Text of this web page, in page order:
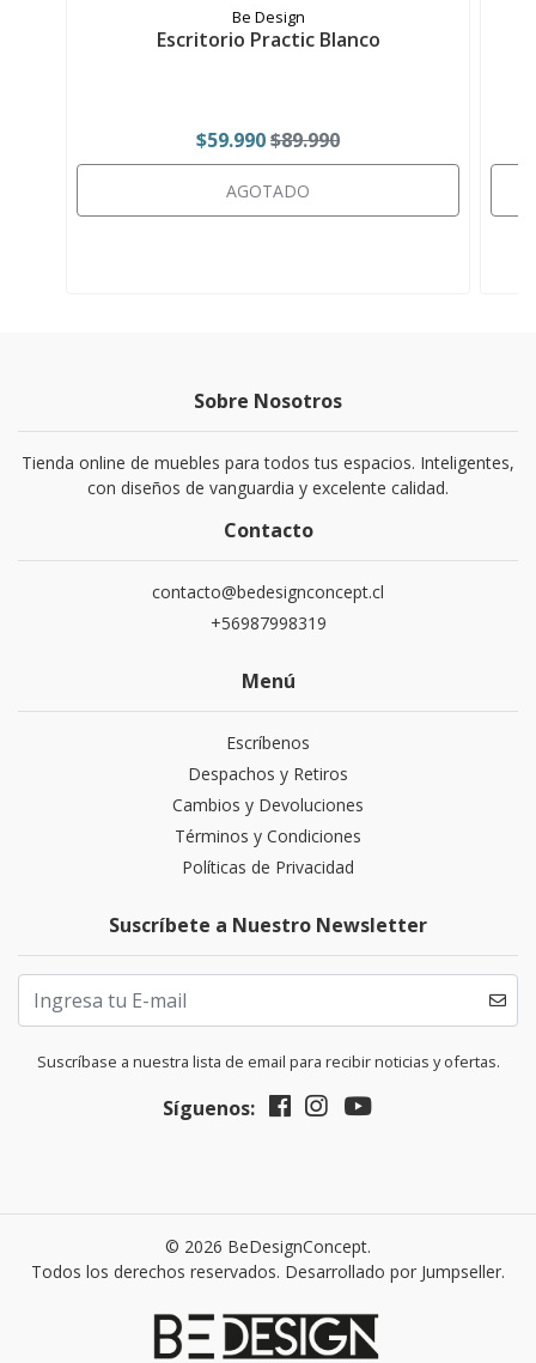
Be Design
Escritorio Practic Blanco
$59.990$89.990
AGOTADO
Sobre Nosotros
Tienda online de muebles para todos tus espacios. Inteligentes,
con diseños de vanguardia y excelente calidad.
Contacto
contacto@bedesignconcept.cl
+56987998319
Menú
Escríbenos
Despachos y Retiros
Cambios y Devoluciones
Términos y Condiciones
Políticas de Privacidad
Suscríbete a Nuestro Newsletter
Suscríbase a nuestra lista de email para recibir noticias y ofertas.
Síguenos:
© 2026 BeDesignConcept.
Todos los derechos reservados. Desarrollado por Jumpseller.